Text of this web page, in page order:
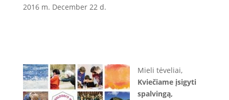
2016 m. December 22 d.
Mieli tėveliai,
Kviečiame įsigyti
spalvingą,